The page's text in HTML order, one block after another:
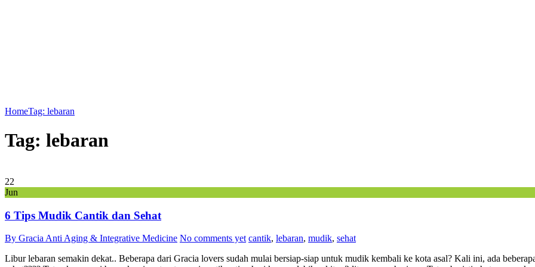
HomeTag: lebaran
Tag: lebaran
22
Jun
6 Tips Mudik Cantik dan Sehat
By Gracia Anti Aging & Integrative Medicine No comments yet cantik, lebaran, mudik, sehat
Libur lebaran semakin dekat.. Beberapa dari Gracia lovers sudah mulai bersiap-siap untuk mudik kembali ke kota asal? Kali ini, ada